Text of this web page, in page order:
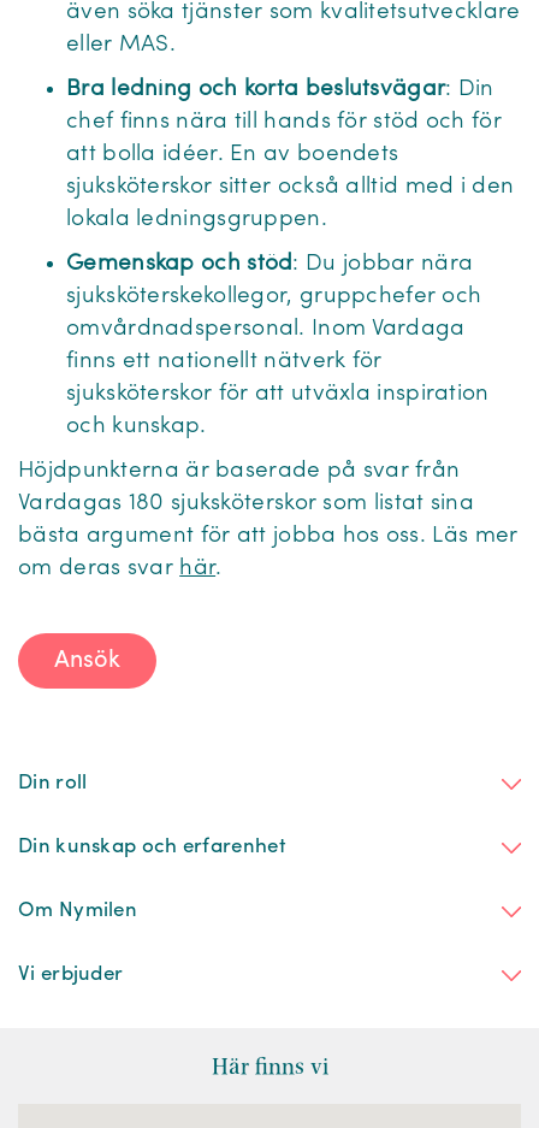
även söka tjänster som kvalitetsutvecklare
eller MAS.
Bra ledning och korta beslutsvägar: Din
chef finns nära till hands för stöd och för
att bolla idéer. En av boendets
sjuksköterskor sitter också alltid med i den
lokala ledningsgruppen.
Gemenskap och stöd: Du jobbar nära
sjuksköterskekollegor, gruppchefer och
omvårdnadspersonal. Inom Vardaga
finns ett nationellt nätverk för
sjuksköterskor för att utväxla inspiration
och kunskap.
Höjdpunkterna är baserade på svar från
Vardagas 180 sjuksköterskor som listat sina
bästa argument för att jobba hos oss. Läs mer
om deras svar här.
Ansök
Din roll
Din kunskap och erfarenhet
Om Nymilen
Vi erbjuder
Här finns vi